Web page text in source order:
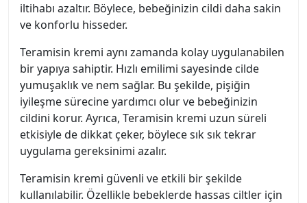
iltihabı azaltır. Böylece, bebeğinizin cildi daha sakin
ve konforlu hisseder.
Teramisin kremi aynı zamanda kolay uygulanabilen
bir yapıya sahiptir. Hızlı emilimi sayesinde cilde
yumuşaklık ve nem sağlar. Bu şekilde, pişiğin
iyileşme sürecine yardımcı olur ve bebeğinizin
cildini korur. Ayrıca, Teramisin kremi uzun süreli
etkisiyle de dikkat çeker, böylece sık sık tekrar
uygulama gereksinimi azalır.
Teramisin kremi güvenli ve etkili bir şekilde
kullanılabilir. Özellikle bebeklerde hassas ciltler için